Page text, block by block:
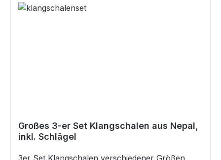
Großes 3-er Set Klangschalen aus Nepal,
inkl. Schlägel
3er Set Klangschalen verschiedener Größen